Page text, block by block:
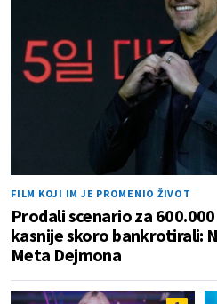
FILM KOJI IM JE PROMENIO ŽIVOT
Prodali scenario za
kasnije skoro bankrotirali:
Meta Dejmona